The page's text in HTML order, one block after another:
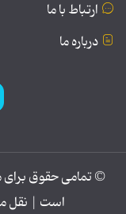
ارتباط با ما
درباره ما
© تمامی حقوق
است | نقل